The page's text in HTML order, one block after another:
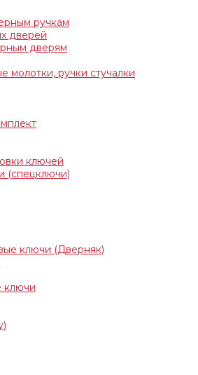
ручкам
дверей
дверям
молотки, ручки стучалки
ключей
(спецключи)
ключи (Дверняк)
ключи